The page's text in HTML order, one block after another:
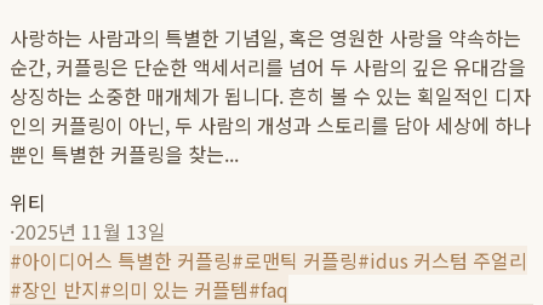
사랑하는 사람과의 특별한 기념일, 혹은 영원한 사랑을 약속하는
순간, 커플링은 단순한 액세서리를 넘어 두 사람의 깊은 유대감을
상징하는 소중한 매개체가 됩니다. 흔히 볼 수 있는 획일적인 디자
인의 커플링이 아닌, 두 사람의 개성과 스토리를 담아 세상에 하나
뿐인 특별한 커플링을 찾는...
위티
·2025년 11월 13일
#아이디어스 특별한 커플링#로맨틱 커플링#idus 커스텀 주얼리
#장인 반지#의미 있는 커플템#faq